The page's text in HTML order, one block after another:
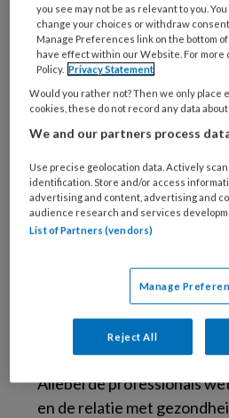
betekent dat we samen met
arbeidsdeskundigen
proberen terug te dringen,
met de term duurzame
goedbedoelde focus op
inzetbaarheid van het
en gezonde
koste van preventie van
Juist hierom zouden we
Specialist in
en inkomen
Allebei de professionals
en de relatie met
you see may not be as relevant to you.
change your choices or withdraw
Manage Preferences link on the bottom
have effect within our Website. For more
Policy. Privacy Statement
Would you rather not? Then we only place
cookies, these do not record any data about
We and our partners process
Use precise geolocation data. Actively
identification. Store and/or access
advertising and content, advertising and
audience research and services
List of Partners (vendors)
Manage
Reject All